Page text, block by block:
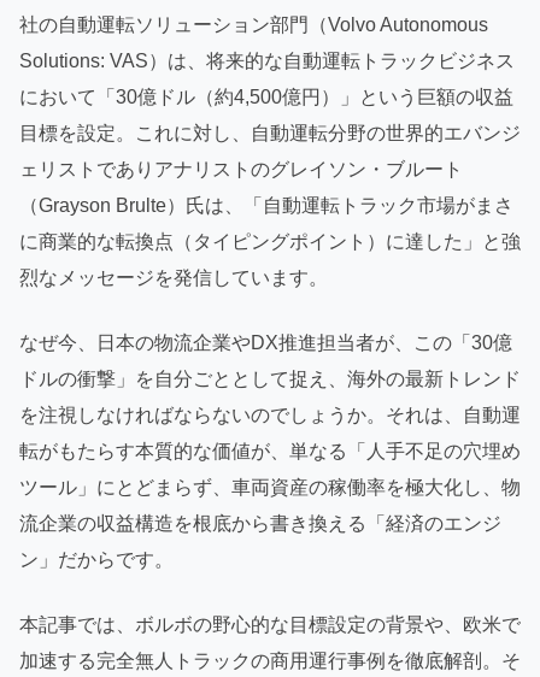
社の自動運転ソリューション部門（Volvo Autonomous
Solutions: VAS）は、将来的な自動運転トラックビジネス
において「30億ドル（約4,500億円）」という巨額の収益
目標を設定。これに対し、自動運転分野の世界的エバンジ
ェリストでありアナリストのグレイソン・ブルート
（Grayson Brulte）氏は、「自動運転トラック市場がまさ
に商業的な転換点（タイピングポイント）に達した」と強
烈なメッセージを発信しています。
なぜ今、日本の物流企業やDX推進担当者が、この「30億
ドルの衝撃」を自分ごととして捉え、海外の最新トレンド
を注視しなければならないのでしょうか。それは、自動運
転がもたらす本質的な価値が、単なる「人手不足の穴埋め
ツール」にとどまらず、車両資産の稼働率を極大化し、物
流企業の収益構造を根底から書き換える「経済のエンジ
ン」だからです。
本記事では、ボルボの野心的な目標設定の背景や、欧米で
加速する完全無人トラックの商用運行事例を徹底解剖。そ